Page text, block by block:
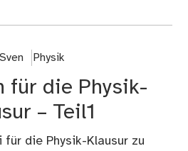
Sven Physik
für die Physik-
– Teil1
die Physik-Klausur zu